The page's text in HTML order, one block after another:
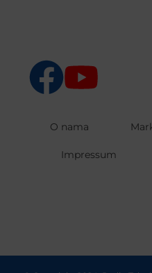
O nama
Impressum